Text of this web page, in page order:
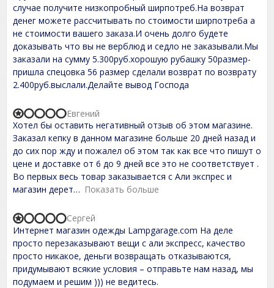
t
d
1
,
0
o
u
t
o
5
случае получите низкопробный ширпотреб.На возврат
денег можете рассчитывать по стоимости ширпотреба а
не стоимости вашего заказа.И очень долго будете
доказывать что вы не верблюд и седло не заказывали.Мы
заказали на сумму 5.300руб.хорошую рубашку 50размер-
пришла спецовка 56 размер сделали возврат по возврату
2.400руб.выслали.Делайте вывод Господа
R
a
t
e
d
1
,
0
o
t
o
f
5
Хотел бы оставить негативный отзыв об этом магазине.
Заказал кепку в данном магазине больше 20 дней назад и
до сих пор жду и пожалел об этом так как все что пишут о
цене и доставке от 6 до 9 дней все это не соответствует .
Во первых весь товар заказывается с Али экспрес и
магазин дерет
Показать больше
Евгений
R
a
t
d
1
,
Интернет магазин одежды Lampgarage.com На деле
просто перезаказывают вещи с али экспресс, качество
просто никакое, деньги возвращать отказываются,
придумывают всякие условия – отправьте нам назад, мы
подумаем и решим ))) не ведитесь.
Сергей